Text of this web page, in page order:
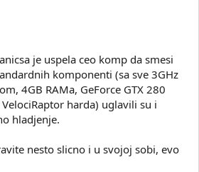
je uspela ceo komp da smesi
komponenti (sa sve 3GHz
4GB RAMa, GeForce GTX 280
harda) uglavili su i
hladjenje.
nesto slicno i u svojoj sobi, evo